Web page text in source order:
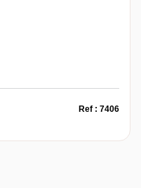
Ref : 7406